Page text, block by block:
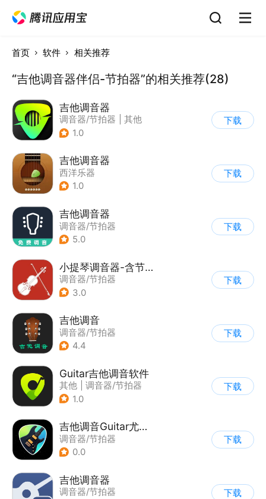
首页 软件 相关推荐
“吉他调音器伴侣-节拍器”的相关推荐(28)
吉他调音器
调音器/节拍器
其他
1.0
下载
吉他调音器
西洋乐器
1.0
下载
吉他调音器
调音器/节拍器
5.0
下载
小提琴调音器-含节拍器
调音器/节拍器
3.0
下载
吉他调音
调音器/节拍器
4.4
下载
Guitar吉他调音软件
其他
调音器/节拍器
1.0
下载
吉他调音Guitar尤克里里调音器
调音器/节拍器
0.0
下载
吉他调音器
调音器/节拍器
下载